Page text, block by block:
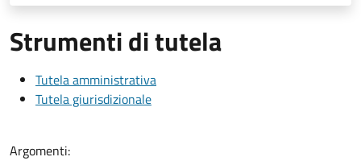
Strumenti di tutela
Tutela amministrativa
Tutela giurisdizionale
Argomenti: